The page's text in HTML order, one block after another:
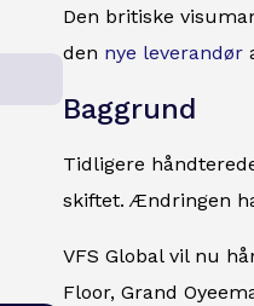
Den britiske
den nye leverandør
Baggrund
Tidligere
skiftet. Ændringen
VFS Global vil nu
Floor, Grand